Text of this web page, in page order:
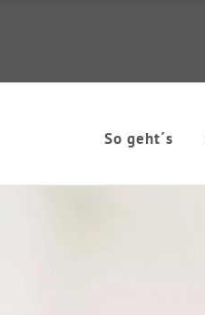
So geht´s